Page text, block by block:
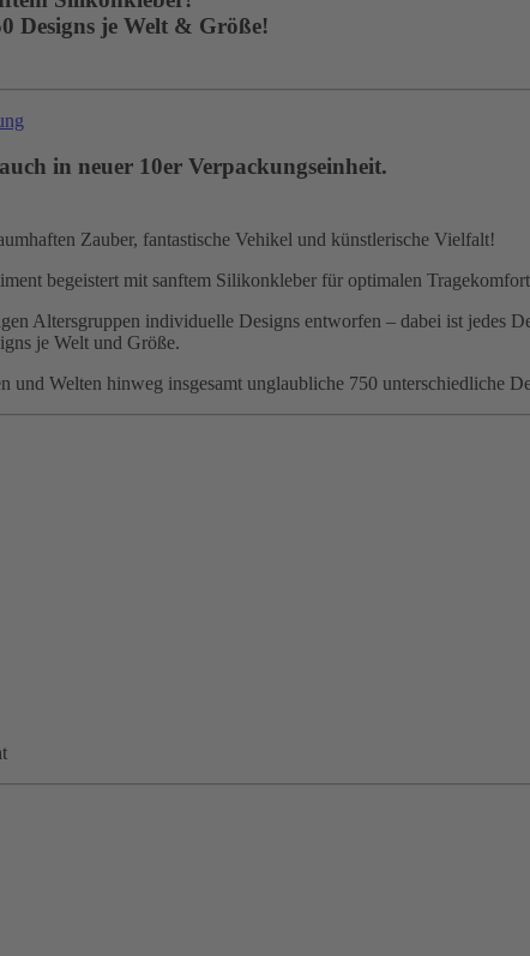
Designs je Welt & Größe!
in neuer 10er Verpackungseinheit.
Zauber, fantastische Vehikel und künstlerische Vielfalt!
begeistert mit sanftem Silikonkleber für optimalen
Altersgruppen individuelle Designs entworfen – dabei ist jedes
je Welt und Größe.
und Welten hinweg insgesamt unglaubliche 750 unterschiedliche